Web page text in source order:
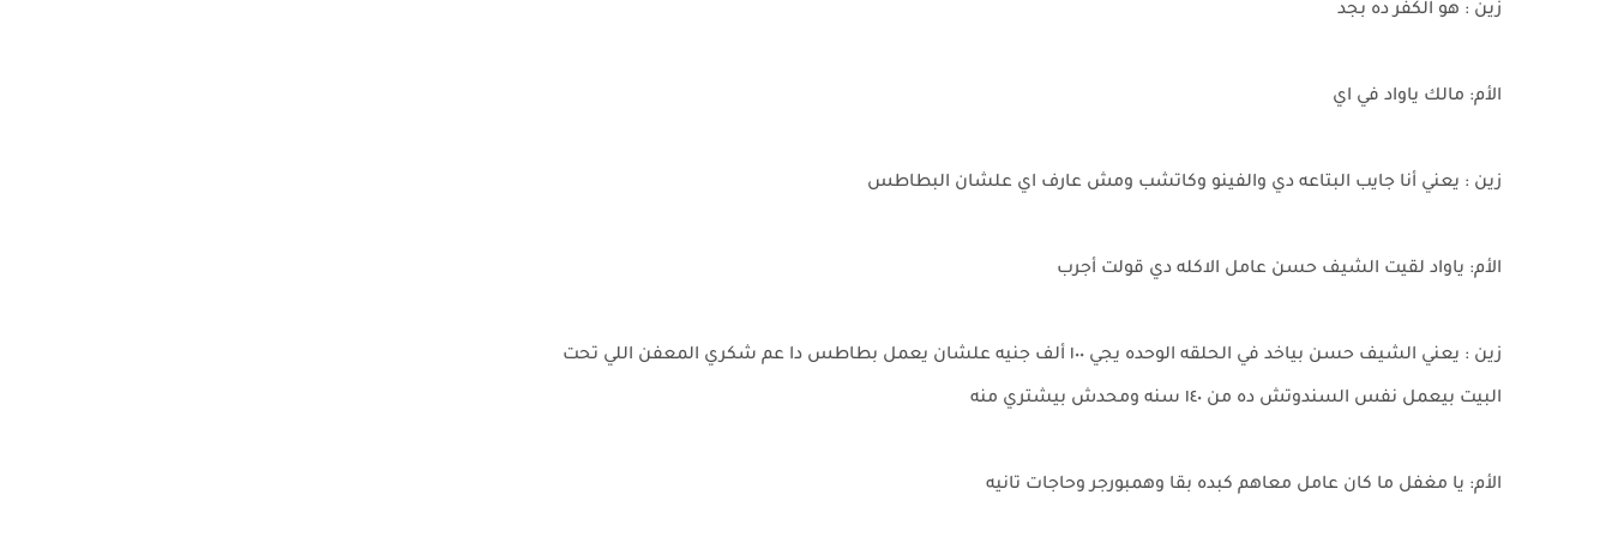
زين : هو الكفر ده بجد
الأم: مالك ياواد في اي
زين : يعني أنا جايب البتاعه دي والفينو وكاتشب ومش عارف اي علشان البطاطس
الأم: ياواد لقيت الشيف حسن عامل الاكله دي قولت أجرب
زين : يعني الشيف حسن بياخد في الحلقه الوحده يجي ١٠٠ ألف جنيه علشان يعمل بطاطس دا عم شكري المعفن اللي تحت
البيت بيعمل نفس السندوتش ده من ١٤٠ سنه ومحدش بيشتري منه
الأم: يا مغفل ما كان عامل معاهم كبده بقا وهمبورجر وحاجات تانيه